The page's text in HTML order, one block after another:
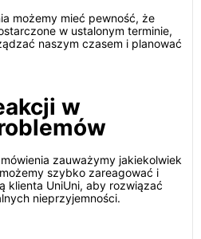
możemy mieć pewność, że
w ustalonym terminie,
naszym czasem i planować
w
zauważymy jakiekolwiek
szybko zareagować i
klienta UniUni, aby rozwiązać
nieprzyjemności.